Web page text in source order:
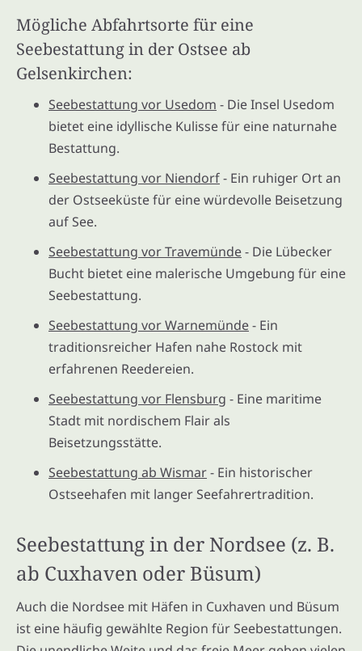
Mögliche Abfahrtsorte für eine
Seebestattung in der Ostsee ab
Gelsenkirchen:
Seebestattung vor Usedom - Die Insel Usedom
bietet eine idyllische Kulisse für eine naturnahe
Bestattung.
Seebestattung vor Niendorf- Ein ruhiger Ort an
der Ostseeküste für eine würdevolle Beisetzung
auf See.
Seebestattung vor Travemünde- Die Lübecker
Bucht bietet eine malerische Umgebung für eine
Seebestattung.
Seebestattung vor Warnemünde- Ein
traditionsreicher Hafen nahe Rostock mit
erfahrenen Reedereien.
Seebestattung vor Flensburg - Eine maritime
Stadt mit nordischem Flair als
Beisetzungsstätte.
Seebestattung ab Wismar- Ein historischer
Ostseehafen mit langer Seefahrertradition.
Seebestattung in der Nordsee (z. B.
ab Cuxhaven oder Büsum)
Auch die Nordsee mit Häfen in Cuxhaven und Büsum
ist eine häufig gewählte Region für Seebestattungen.